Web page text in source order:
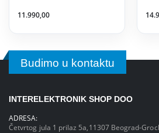
11.990,00
Budimo u kontaktu
INTERELEKTRONIK SHOP DOO
ADRESA:
Četvrtog jula 1 prilaz 5a,11307 Beograd-